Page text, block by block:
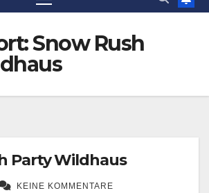
Snow Rush
Party Wildhaus
KEINE KOMMENTARE